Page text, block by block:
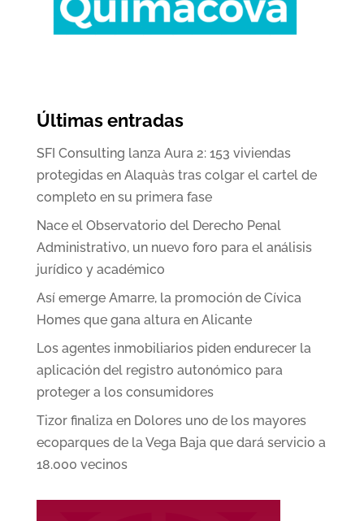
Últimas entradas
SFI Consulting lanza Aura 2: 153 viviendas
protegidas en Alaquàs tras colgar el cartel de
completo en su primera fase
Nace el Observatorio del Derecho Penal
Administrativo, un nuevo foro para el análisis
jurídico y académico
Así emerge Amarre, la promoción de Cívica
Homes que gana altura en Alicante
Los agentes inmobiliarios piden endurecer la
aplicación del registro autonómico para
proteger a los consumidores
Tizor finaliza en Dolores uno de los mayores
ecoparques de la Vega Baja que dará servicio a
18.000 vecinos